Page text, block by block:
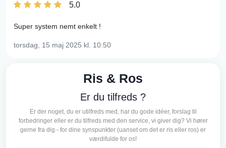
5.0
Super system nemt enkelt !
torsdag, 15 maj 2025 kl. 10:50
Ris & Ros
Er du tilfreds ?
Er der noget, du er utilfreds med, har du gode idéer, forslag til
forbedringer eller er du tilfreds med den service, vi giver dig? Vi hører
gerne fra dig - for dine synspunkter (uanset om det er ris eller ros) er
værdifulde for os!